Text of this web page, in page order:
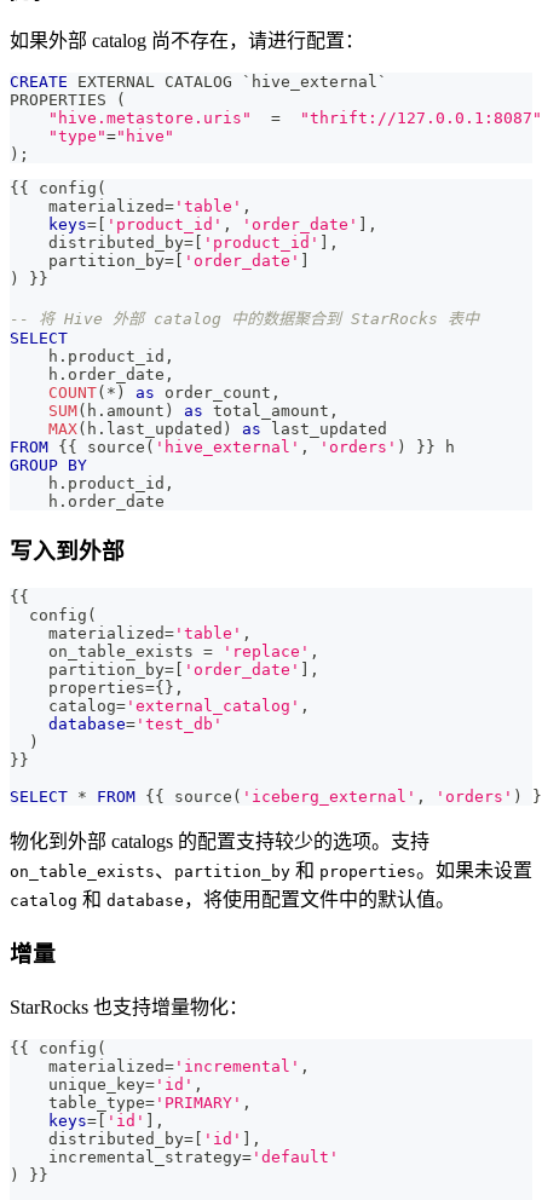
如果外部 catalog 尚不存在，请进行配置：
CREATE EXTERNAL CATALOG ` hive_external `
PROPERTIES
(
"hive.metastore.uris"
=
"thrift://127.0.0.1:8087"
"type"="hive"
) ;
{{ config (
    materialized
= 'table' ,
keys= [ 'product_id' , 'order_date' ] ,
    distributed_by
= [ 'product_id' ] ,
    partition_by
= [ 'order_date' ]
)
}}
-- 将 Hive 外部 catalog 中的数据聚合到 StarRocks 表中
SELECT
    h
. product_id ,
    h
. order_date ,
COUNT( * ) as order_count ,
SUM( h . amount ) as total_amount ,
MAX( h . last_updated ) as last_updated
FROM {{ source ( 'hive_external' , 'orders' )
}} h
GROUP BY
    h
. product_id ,
    h
. order_date
写入到外部
{{
  config
(
    materialized
= 'table' ,
    on_table_exists
= 'replace' ,
    partition_by
= 'order_date'
,
    properties
={} ,
    catalog
= 'external_catalog' ,
database= 'test_db'
)
}}
SELECT * FROM {{ source ( 'iceberg_external' , 'orders' )
物化到外部 catalogs 的配置支持较少的选项。支持
on_table_exists、 partition_by 和 properties。如果未设置
catalog 和 database ，将使用配置文件中的默认值。
增量
StarRocks 也支持增量物化：
{{ config (
    materialized
= 'incremental' ,
    unique_key
= 'id' ,
    table_type
= 'PRIMARY' ,
keys= [ 'id' ] ,
    distributed_by
= [ 'id' ] ,
    incremental_strategy
= 'default'
)
}}